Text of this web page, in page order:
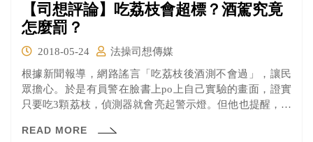
【司想評論】吃荔枝會超標？酒駕究竟
怎麼罰？
2018-05-24
法操司想傳媒
根據新聞報導，網路謠言「吃荔枝後酒測不會過」，讓民
眾擔心。於是有員警在臉書上po上自己實驗的畫面，證實
只要吃3顆荔枝，偵測器就會亮起警示燈。但他也提醒，吃
狀況不同，不用太過擔心。
READ MORE